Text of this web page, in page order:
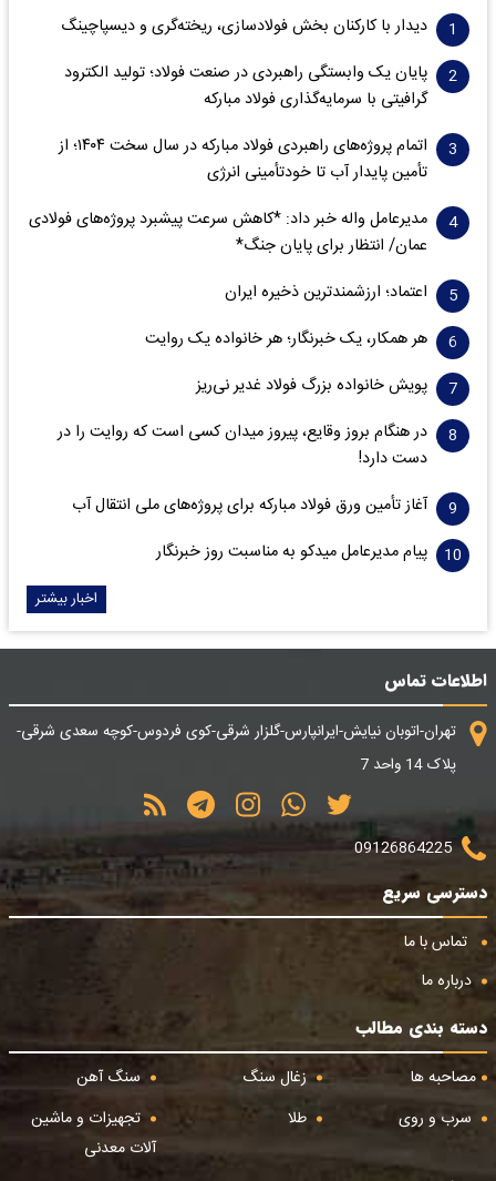
دیدار با کارکنان بخش فولادسازی، ریخته‌گری و دیسپاچینگ
پایان یک وابستگی راهبردی در صنعت فولاد؛ تولید الکترود
گرافیتی با سرمایه‌گذاری فولاد مبارکه
اتمام پروژه‌های راهبردی فولاد مبارکه در سال سخت ۱۴۰۴؛ از
تأمین پایدار آب تا خودتأمینی انرژی
مدیرعامل واله خبر داد: *کاهش سرعت پیشبرد پروژه‌های فولادی
عمان/ انتظار برای پایان جنگ*
اعتماد؛ ارزشمندترین ذخیره ایران
هر همکار، یک خبرنگار؛ هر خانواده یک روایت
پویش خانواده بزرگ فولاد غدیر نی‌ریز
در هنگام بروز وقایع، پیروز میدان کسی است که روایت را در
دست دارد!
آغاز تأمین ورق فولاد مبارکه برای پروژه‌های ملی انتقال آب
پیام مدیرعامل میدکو به مناسبت روز خبرنگار
اخبار بیشتر
اطلاعات تماس
تهران-اتوبان نیایش-ایرانپارس-گلزار شرقی-کوی فردوس-کوچه سعدی شرقی-
پلاک 14 واحد 7
09126864225
دسترسی سریع
تماس با ما
درباره ما
دسته بندی مطالب
مصاحبه ها
زغال سنگ
سنگ آهن
سرب و روی
طلا
تجهیزات و ماشین
آلات معدنی